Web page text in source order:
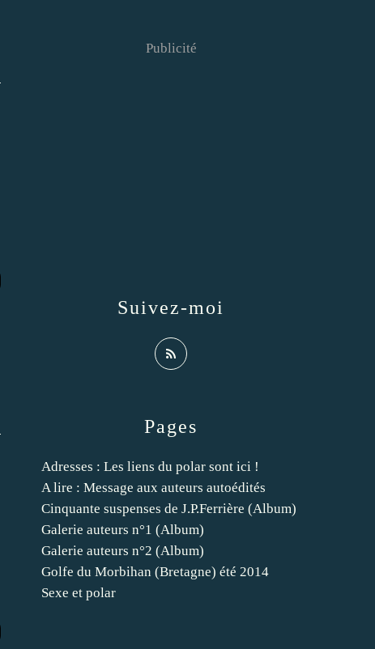
Pages
Adresses : Les liens du polar sont ici !
A lire : Message aux auteurs autoédités
Cinquante suspenses de J.P.Ferrière (Album)
Galerie auteurs n°1 (Album)
Galerie auteurs n°2 (Album)
Golfe du Morbihan (Bretagne) été 2014
Sexe et polar
Suivez-moi
Publicité